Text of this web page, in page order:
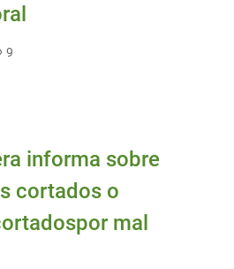
9
informa sobre
cortados o
mal